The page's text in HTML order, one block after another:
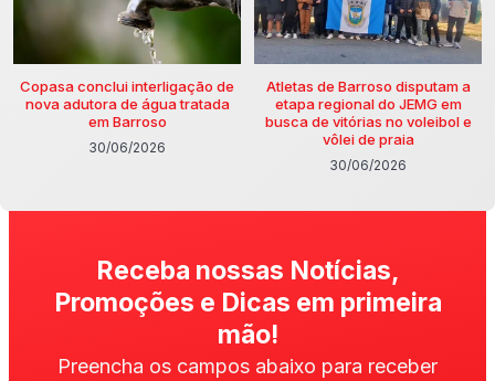
Copasa conclui interligação de
nova adutora de água tratada
em Barroso
30/06/2026
Atletas de Barroso disputam a
etapa regional do JEMG em
busca de vitórias no voleibol e
vôlei de praia
30/06/2026
Receba nossas Notícias,
Promoções e Dicas em primeira
mão!
Preencha os campos abaixo para receber